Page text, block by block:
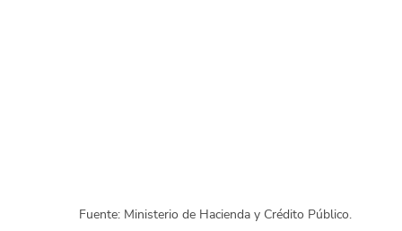
        Fuente: Ministerio de Hacienda y Crédito Público.